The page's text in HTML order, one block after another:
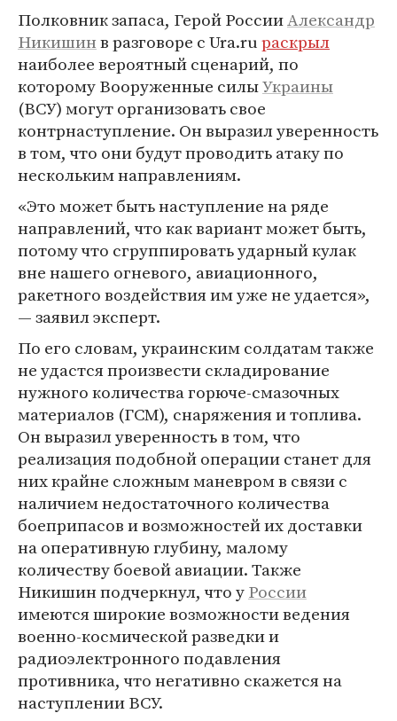
Полковник запаса, Герой РоссииАлександр
Никишинв разговоре с Ura.ruраскрыл
наиболее вероятный сценарий, по
которому Вооруженные силыУкраины
(ВСУ) могут организовать свое
контрнаступление. Он выразил уверенность
в том, что они будут проводить атаку по
нескольким направлениям.
«Это может быть наступление на ряде
направлений, что как вариант может быть,
потому что сгруппировать ударный кулак
вне нашего огневого, авиационного,
ракетного воздействия им уже не удается»,
— заявил эксперт.
По его словам, украинским солдатам также
не удастся произвести складирование
нужного количества горюче-смазочных
материалов (ГСМ), снаряжения и топлива.
Он выразил уверенность в том, что
реализация подобной операции станет для
них крайне сложным маневром в связи с
наличием недостаточного количества
боеприпасов и возможностей их доставки
на оперативную глубину, малому
количеству боевой авиации. Также
Никишин подчеркнул, что уРоссии
имеются широкие возможности ведения
военно-космической разведки и
радиоэлектронного подавления
противника, что негативно скажется на
наступлении ВСУ.